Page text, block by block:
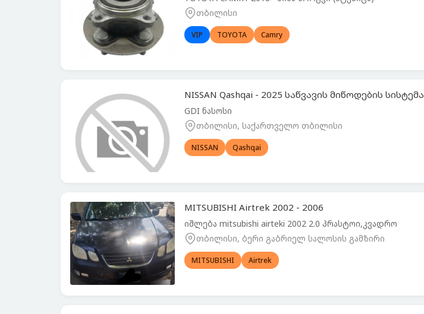
თბილისი
VIP TOYOTA Camry
NISSAN Qashqai - 2025 საწვავის მიწოდების სისტემა
GDI ნასოსი
თბილისი, საქართველო თბილისი
NISSAN Qashqai
MITSUBISHI Airtrek 2002 - 2006
იშლება mitsubishi airteki 2002 2.0 პრასტოი,კვადრო
თბილისი, ბერი გაბრიელ სალოსის გამზირი
MITSUBISHI Airtrek